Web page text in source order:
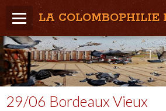
LA COLOMBOPHILIE
Home
Météo / Het weer
Lâcher / Los
29/06 Bordeaux Vieux